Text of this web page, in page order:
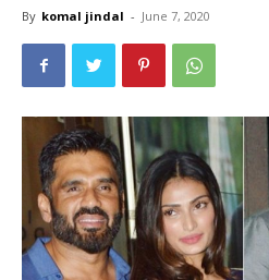
By komal jindal - June 7, 2020